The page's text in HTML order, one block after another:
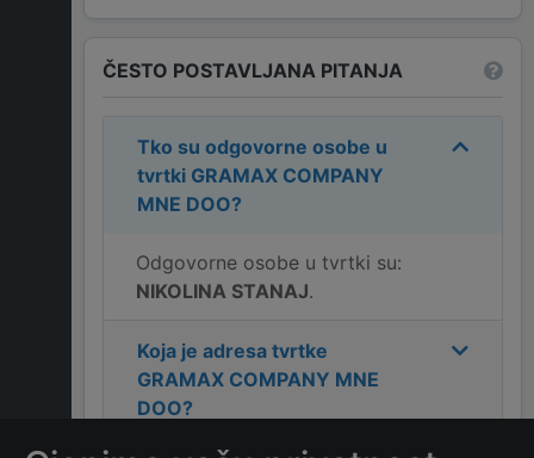
ČESTO POSTAVLJANA PITANJA
Tko su odgovorne osobe u
tvrtki GRAMAX COMPANY
MNE DOO?
Odgovorne osobe u tvrtki su:
NIKOLINA STANAJ.
Koja je adresa tvrtke
GRAMAX COMPANY MNE
DOO?